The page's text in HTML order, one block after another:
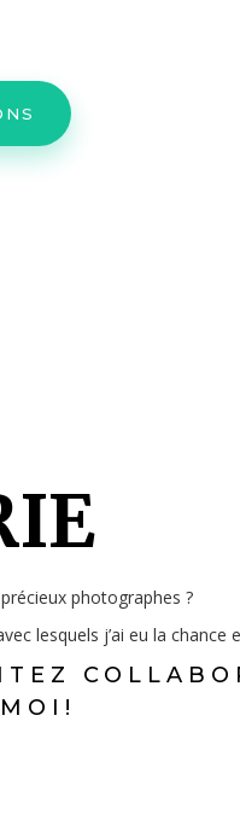
photographes ?
lesquels j’ai eu la chance